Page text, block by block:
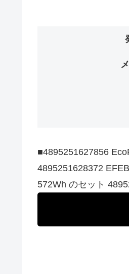
■4895251627856
4895251628372
572Wh のセット